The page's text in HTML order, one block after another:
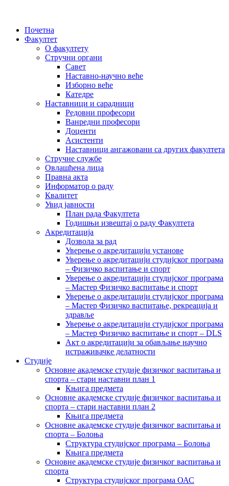
Почетна
Факултет
О факултету
Стручни органи
Савет
Наставно-научно веће
Изборно веће
Катедре
Наставници и сарадници
Редовни професори
Ванредни професори
Доценти
Асистенти
Наставници ангажовани са других факултета
Стручне службе
Овлашћена лица
Правна акта
Информатор о раду
Квалитет
Увид јавности
План рада Факултета
Годишњи извештај о раду Факултета
Акредитација
Дозвола за рад
Уверење о акредитацији установе
Уверење о акредитацији студијског програма
– Физичко васпитање и спорт
Уверење о акредитацији студијског програма
– Мастер Физичко васпитање и спорт
Уверење о акредитацији студијског програма
– Мастер Физичко васпитање, рекреација и
здравље
Уверење о акредитацији студијског програма
– Мастер Физичко васпитање и спорт – DLS
Акт о акредитацији за обављање научно
истраживачке делатности
Студије
Основне академске студије физичког васпитања и
спорта – стари наставни план 1
Књига предмета
Основне академске студије физичког васпитања и
спорта – стари наставни план 2
Књига предмета
Основне академске студије физичког васпитања и
спорта – Болоња
Структура студијског програма – Болоња
Књига предмета
Основне академске студије физичког васпитања и
спорта
Структура студијског програма ОАС